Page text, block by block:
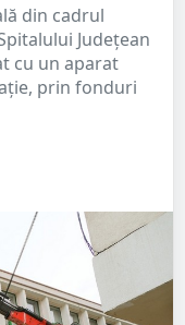
din cadrul
Județean
cu un aparat
prin fonduri